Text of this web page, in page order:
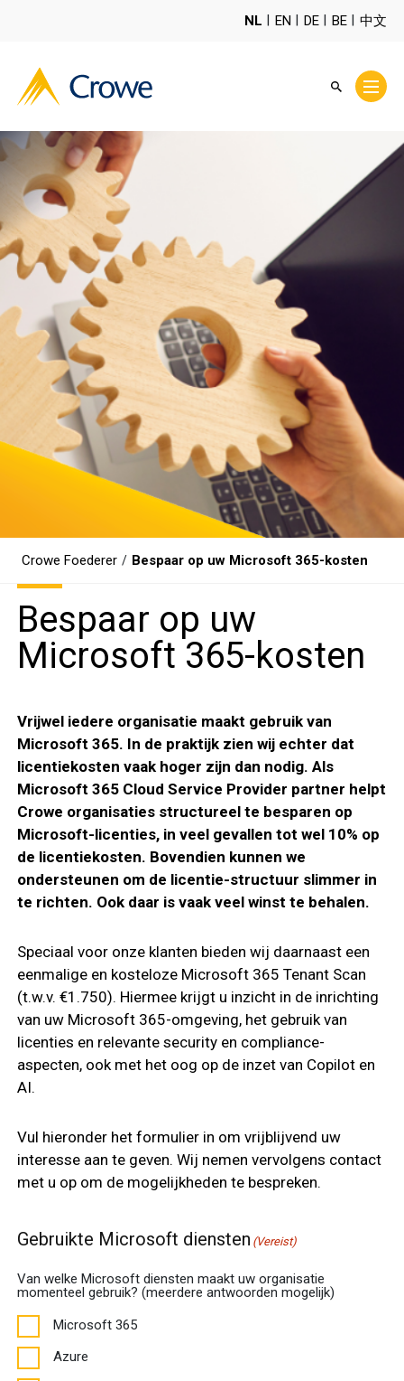
NL EN DE BE 中文
Crowe Foederer / Bespaar op uw Microsoft 365-kosten
Bespaar op uw
Microsoft 365-kosten
Vrijwel iedere organisatie maakt gebruik van
Microsoft 365. In de praktijk zien wij echter dat
licentiekosten vaak hoger zijn dan nodig. Als
Microsoft 365 Cloud Service Provider partner helpt
Crowe organisaties structureel te besparen op
Microsoft-licenties, in veel gevallen tot wel 10% op
de licentiekosten. Bovendien kunnen we
ondersteunen om de licentie-structuur slimmer in
te richten. Ook daar is vaak veel winst te behalen.
Speciaal voor onze klanten bieden wij daarnaast een
eenmalige en kosteloze Microsoft 365 Tenant Scan
(t.w.v. €1.750). Hiermee krijgt u inzicht in de inrichting
van uw Microsoft 365-omgeving, het gebruik van
licenties en relevante security en compliance-
aspecten, ook met het oog op de inzet van Copilot en
AI.
Vul hieronder het formulier in om vrijblijvend uw
interesse aan te geven. Wij nemen vervolgens contact
met u op om de mogelijkheden te bespreken.
Gebruikte Microsoft diensten (Vereist)
Van welke Microsoft diensten maakt uw organisatie
momenteel gebruik? (meerdere antwoorden mogelijk)
Microsoft 365
Azure